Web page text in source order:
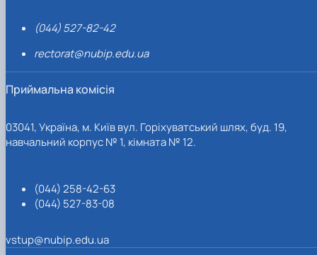
(044) 527-82-42
rectorat@nubip.edu.ua
Приймальна комісія
03041, Україна, м. Київ вул. Горіхуватський шлях, буд. 19,
навчальний корпус № 1, кімната № 12.
(044) 258-42-63
(044) 527-83-08
vstup@nubip.edu.ua